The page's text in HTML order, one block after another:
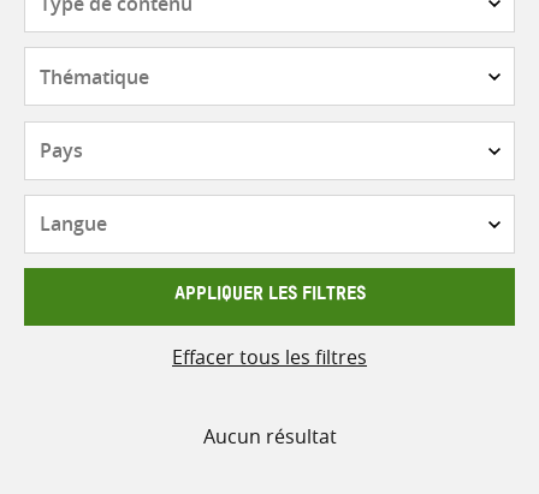
contenu
APPLIQUER LES FILTRES
Effacer tous les filtres
Aucun résultat